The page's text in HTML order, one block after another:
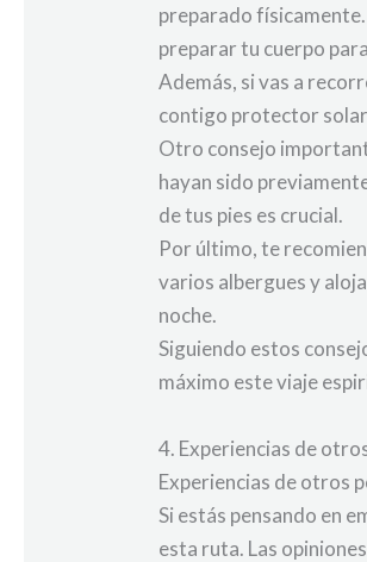
preparado
preparar tu cuerpo
Además, si vas a
contigo protector
Otro consejo
hayan sido
de tus pies es crucial.
Por último, te
varios albergues y
noche.
Siguiendo estos
máximo este viaje
4. Experiencias de
Experiencias de otros
Si estás pensando en
esta ruta. Las